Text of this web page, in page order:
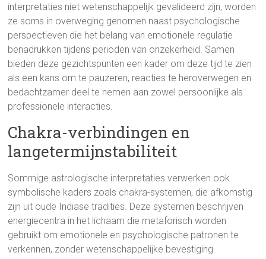
interpretaties niet wetenschappelijk gevalideerd zijn, worden
ze soms in overweging genomen naast psychologische
perspectieven die het belang van emotionele regulatie
benadrukken tijdens perioden van onzekerheid. Samen
bieden deze gezichtspunten een kader om deze tijd te zien
als een kans om te pauzeren, reacties te heroverwegen en
bedachtzamer deel te nemen aan zowel persoonlijke als
professionele interacties.
Chakra-verbindingen en
langetermijnstabiliteit
Sommige astrologische interpretaties verwerken ook
symbolische kaders zoals chakra-systemen, die afkomstig
zijn uit oude Indiase tradities. Deze systemen beschrijven
energiecentra in het lichaam die metaforisch worden
gebruikt om emotionele en psychologische patronen te
verkennen, zonder wetenschappelijke bevestiging.